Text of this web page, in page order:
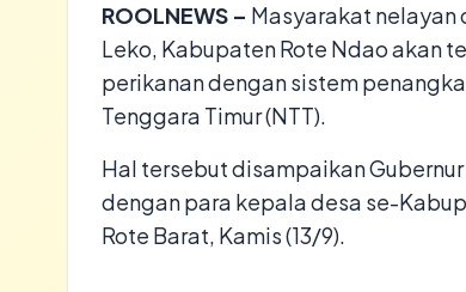
ROOLNEWS – Masyarakat nelayan
Leko, Kabupaten Rote Ndao akan
perikanan dengan sistem
Tenggara Timur (NTT).
Hal tersebut disampaikan
dengan para kepala desa se-
Rote Barat, Kamis (13/9).